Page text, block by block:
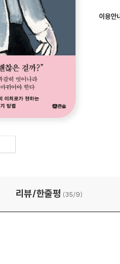
이용안
리뷰/한줄평 (35/9)